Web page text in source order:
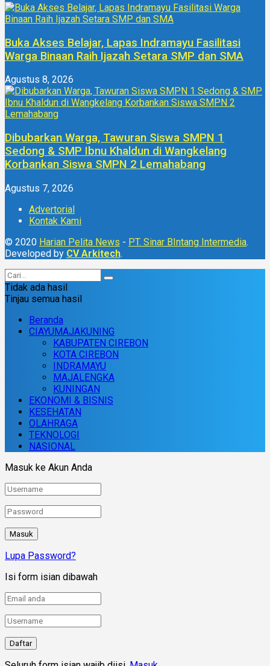
Buka Akses Belajar, Lapas Indramayu Fasilitasi
Warga Binaan Raih Ijazah Setara SMP dan SMA
Agustus 8, 2026
Dibubarkan Warga, Tawuran Siswa SMPN 1
Sedong & SMP Ibnu Khaldun di Wangkelang
Korbankan Siswa SMPN 2 Lemahabang
Agustus 7, 2026
Advertorial
Kontak Kami
© 2020 Harian Pelita News - PT. Sinar BIntang Intermedia.
Developed by CV Arkitech.
Tidak ada hasil
Tinjau semua hasil
Beranda
CIAYUMAJAKUNING
KABUPATEN CIREBON
KOTA CIREBON
INDRAMAYU
MAJALENGKA
KUNINGAN
EKONOMI & BISNIS
KESEHATAN
OLAHRAGA
TEKNOLOGI
NASIONAL
Masuk ke Akun Anda
Lupa Password?
Isi form isian dibawah